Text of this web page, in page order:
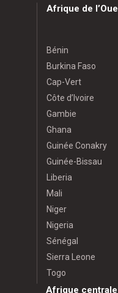
Afrique de
Bénin
Burkina Faso
Cap-Vert
Côte d’Ivoire
Gambie
Ghana
Guinée Conakry
Guinée-Bissau
Liberia
Mali
Niger
Nigeria
Sénégal
Sierra Leone
Togo
Afrique centrale